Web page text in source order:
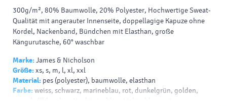
300g/m², 80% Baumwolle, 20% Polyester, Hochwertige Sweat-
Qualität mit angerauter Innenseite, doppellagige Kapuze ohne
Kordel, Nackenband, Bündchen mit Elasthan, große
Kängurutasche, 60° waschbar
Marke:James & Nicholson
Größe:xs, s, m, l, xl, xxl
Material: pes (polyester), baumwolle, elasthan
Farbe:weiss, schwarz, marineblau, rot, dunkelgrün, golden,